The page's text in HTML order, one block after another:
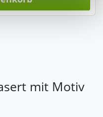
anpassen. Durch
mit Motiv